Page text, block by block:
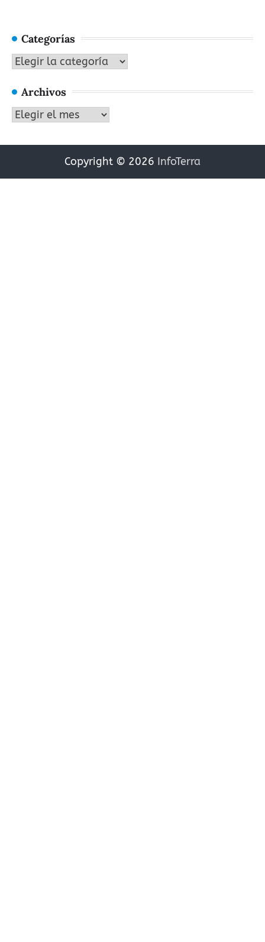
Categorías
Categorías
Archivos
Archivos
Copyright © 2026 InfoTerra